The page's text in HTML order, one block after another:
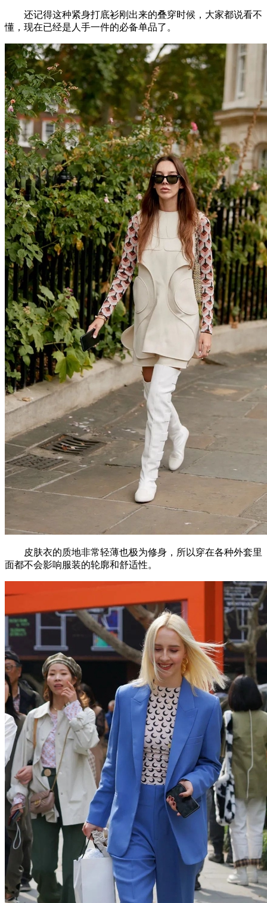
还记得这种紧身打底衫刚出来的叠穿时候，大家都说看不
懂，现在已经是人手一件的必备单品了。
皮肤衣的质地非常轻薄也极为修身，所以穿在各种外套里
面都不会影响服装的轮廓和舒适性。